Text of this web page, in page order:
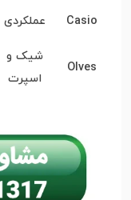
Casio عملکردی
Olves
شیک و
اسپرت